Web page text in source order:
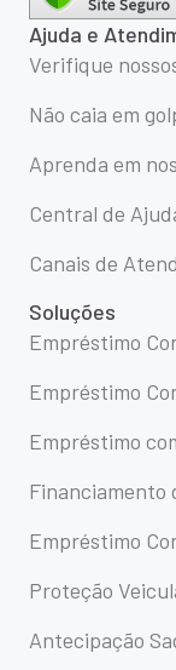
Ajuda e
Verifique
Não caia em
Aprenda em
Central de
Canais de
Soluções
Empréstimo
Empréstimo
Empréstimo
Financiamento
Empréstimo
Proteção
Antecipação